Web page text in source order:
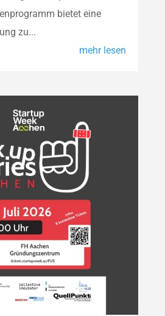
bietet eine
zu...
mehr lesen